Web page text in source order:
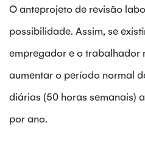
O anteprojeto de revisão
possibilidade. Assim, se
empregador e o trabalhador
aumentar o período normal
diárias (50 horas semanais)
por ano.